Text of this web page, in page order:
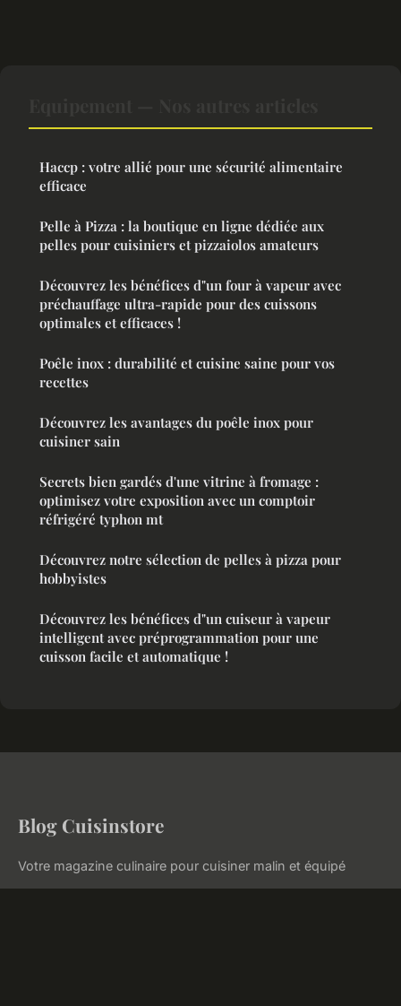
Haccp : votre allié pour une sécurité alimentaire
efficace
Pelle à Pizza : la boutique en ligne dédiée aux
pelles pour cuisiniers et pizzaiolos amateurs
Découvrez les bénéfices d"un four à vapeur avec
préchauffage ultra-rapide pour des cuissons
optimales et efficaces !
Poêle inox : durabilité et cuisine saine pour vos
recettes
Découvrez les avantages du poêle inox pour
cuisiner sain
Secrets bien gardés d'une vitrine à fromage :
optimisez votre exposition avec un comptoir
réfrigéré typhon mt
Découvrez notre sélection de pelles à pizza pour
hobbyistes
Découvrez les bénéfices d"un cuiseur à vapeur
intelligent avec préprogrammation pour une
cuisson facile et automatique !
Blog Cuisinstore
Votre magazine culinaire pour cuisiner malin et équipé